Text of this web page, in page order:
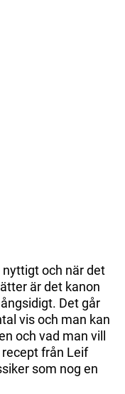
och när det
är det kanon
Det går
vis och man kan
och vad man vill
från Leif
som nog en